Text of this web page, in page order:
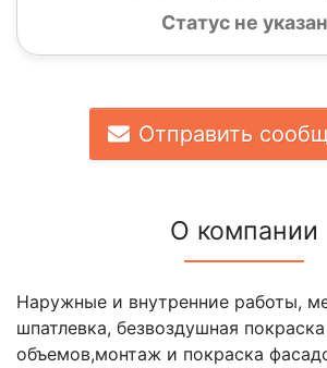
Статус не указан
Отправить
О компании
Наружные и внутренние работы,
шпатлевка, безвоздушная
объемов,монтаж и покраска